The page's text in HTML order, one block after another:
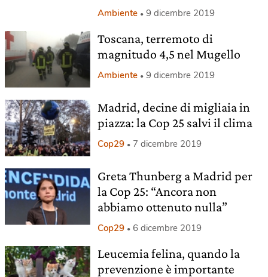
Ambiente 9 dicembre 2019
Toscana, terremoto di
magnitudo 4,5 nel Mugello
Ambiente 9 dicembre 2019
Madrid, decine di migliaia in
piazza: la Cop 25 salvi il clima
Cop29 7 dicembre 2019
Greta Thunberg a Madrid per
la Cop 25: “Ancora non
abbiamo ottenuto nulla”
Cop29 6 dicembre 2019
Leucemia felina, quando la
prevenzione è importante